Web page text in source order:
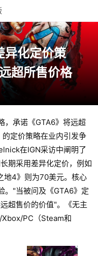
化定价策
超所售价格
，承诺《GTA6》将远超
定价策略在业内引发争
在IGN采访中阐明了
期采用差异化定价，例如
地4》则为70美元。核心
。"当被问及《GTA6》定
超售价的价值"。《无主
PC（Steam和